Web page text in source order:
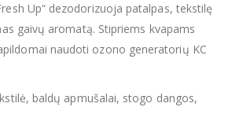
Up“ dezodorizuoja patalpas, tekstilę
gaivų aromatą. Stipriems kvapams
naudoti ozono generatorių KC
baldų apmušalai, stogo dangos,